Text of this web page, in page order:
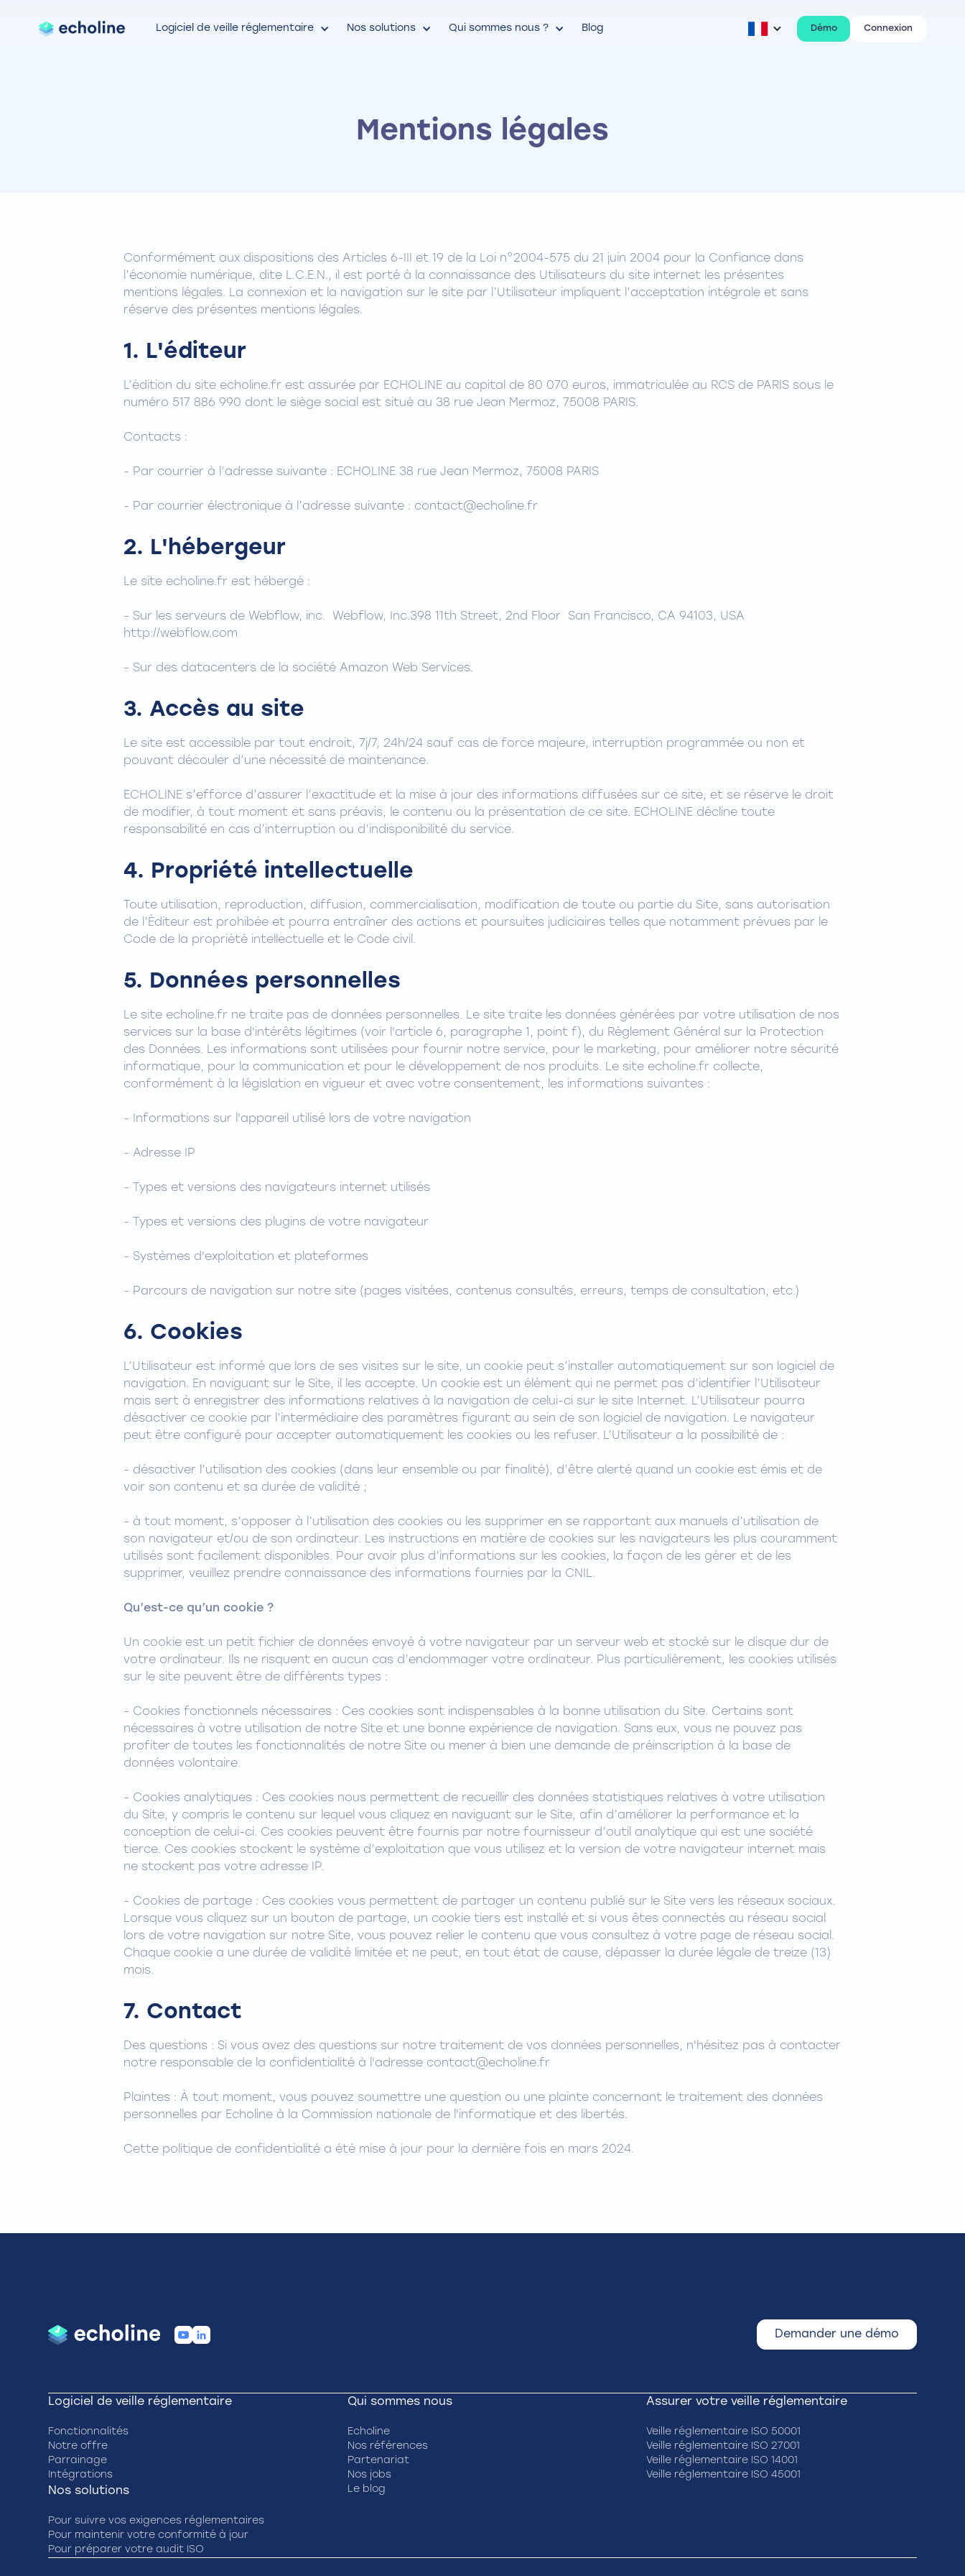
Logiciel de veille réglementaire Nos solutions Qui sommes nous ? Blog Démo Connexion
Mentions légales
Conformément aux dispositions des Articles 6-III et 19 de la Loi n°2004-575 du 21 juin 2004 pour la Confiance dans
l’économie numérique, dite L.C.E.N., il est porté à la connaissance des Utilisateurs du site internet les présentes
mentions légales. La connexion et la navigation sur le site par l’Utilisateur impliquent l’acceptation intégrale et sans
réserve des présentes mentions légales.
1. L'éditeur
L’édition du site echoline.fr est assurée par ECHOLINE au capital de 80 070 euros, immatriculée au RCS de PARIS sous le
numéro 517 886 990 dont le siège social est situé au 38 rue Jean Mermoz, 75008 PARIS.
Contacts :
- Par courrier à l’adresse suivante : ECHOLINE 38 rue Jean Mermoz, 75008 PARIS
- Par courrier électronique à l’adresse suivante : contact@echoline.fr
2. L'hébergeur
Le site echoline.fr est hébergé :
- Sur les serveurs de Webflow, inc. Webflow, Inc.398 11th Street, 2nd Floor San Francisco, CA 94103, USA
http://webflow.com
- Sur des datacenters de la société Amazon Web Services.
3. Accès au site
Le site est accessible par tout endroit, 7j/7, 24h/24 sauf cas de force majeure, interruption programmée ou non et
pouvant découler d’une nécessité de maintenance.
ECHOLINE s’efforce d’assurer l’exactitude et la mise à jour des informations diffusées sur ce site, et se réserve le droit
de modifier, à tout moment et sans préavis, le contenu ou la présentation de ce site. ECHOLINE décline toute
responsabilité en cas d’interruption ou d’indisponibilité du service.
4. Propriété intellectuelle
Toute utilisation, reproduction, diffusion, commercialisation, modification de toute ou partie du Site, sans autorisation
de l’Éditeur est prohibée et pourra entraîner des actions et poursuites judiciaires telles que notamment prévues par le
Code de la propriété intellectuelle et le Code civil.
5. Données personnelles
Le site echoline.fr ne traite pas de données personnelles. Le site traite les données générées par votre utilisation de nos
services sur la base d'intérêts légitimes (voir l'article 6, paragraphe 1, point f), du Règlement Général sur la Protection
des Données. Les informations sont utilisées pour fournir notre service, pour le marketing, pour améliorer notre sécurité
informatique, pour la communication et pour le développement de nos produits. Le site echoline.fr collecte,
conformément à la législation en vigueur et avec votre consentement, les informations suivantes :
- Informations sur l'appareil utilisé lors de votre navigation
- Adresse IP
- Types et versions des navigateurs internet utilisés
- Types et versions des plugins de votre navigateur
- Systèmes d'exploitation et plateformes
- Parcours de navigation sur notre site (pages visitées, contenus consultés, erreurs, temps de consultation, etc.)
6. Cookies
L’Utilisateur est informé que lors de ses visites sur le site, un cookie peut s’installer automatiquement sur son logiciel de
navigation. En naviguant sur le Site, il les accepte. Un cookie est un élément qui ne permet pas d’identifier l’Utilisateur
mais sert à enregistrer des informations relatives à la navigation de celui-ci sur le site Internet. L’Utilisateur pourra
désactiver ce cookie par l’intermédiaire des paramètres figurant au sein de son logiciel de navigation. Le navigateur
peut être configuré pour accepter automatiquement les cookies ou les refuser. L’Utilisateur a la possibilité de :
- désactiver l’utilisation des cookies (dans leur ensemble ou par finalité), d’être alerté quand un cookie est émis et de
voir son contenu et sa durée de validité ;
- à tout moment, s’opposer à l’utilisation des cookies ou les supprimer en se rapportant aux manuels d’utilisation de
son navigateur et/ou de son ordinateur. Les instructions en matière de cookies sur les navigateurs les plus couramment
utilisés sont facilement disponibles. Pour avoir plus d’informations sur les cookies, la façon de les gérer et de les
supprimer, veuillez prendre connaissance des informations fournies par la CNIL.
Qu’est-ce qu’un cookie ?
Un cookie est un petit fichier de données envoyé à votre navigateur par un serveur web et stocké sur le disque dur de
votre ordinateur. Ils ne risquent en aucun cas d’endommager votre ordinateur. Plus particulièrement, les cookies utilisés
sur le site peuvent être de différents types :
- Cookies fonctionnels nécessaires : Ces cookies sont indispensables à la bonne utilisation du Site. Certains sont
nécessaires à votre utilisation de notre Site et une bonne expérience de navigation. Sans eux, vous ne pouvez pas
profiter de toutes les fonctionnalités de notre Site ou mener à bien une demande de préinscription à la base de
données volontaire.
- Cookies analytiques : Ces cookies nous permettent de recueillir des données statistiques relatives à votre utilisation
du Site, y compris le contenu sur lequel vous cliquez en naviguant sur le Site, afin d’améliorer la performance et la
conception de celui-ci. Ces cookies peuvent être fournis par notre fournisseur d’outil analytique qui est une société
tierce. Ces cookies stockent le système d’exploitation que vous utilisez et la version de votre navigateur internet mais
ne stockent pas votre adresse IP.
- Cookies de partage : Ces cookies vous permettent de partager un contenu publié sur le Site vers les réseaux sociaux.
Lorsque vous cliquez sur un bouton de partage, un cookie tiers est installé et si vous êtes connectés au réseau social
lors de votre navigation sur notre Site, vous pouvez relier le contenu que vous consultez à votre page de réseau social.
Chaque cookie a une durée de validité limitée et ne peut, en tout état de cause, dépasser la durée légale de treize (13)
mois.
7. Contact
Des questions : Si vous avez des questions sur notre traitement de vos données personnelles, n'hésitez pas à contacter
notre responsable de la confidentialité à l'adresse contact@echoline.fr
Plaintes : À tout moment, vous pouvez soumettre une question ou une plainte concernant le traitement des données
personnelles par Echoline à la Commission nationale de l'informatique et des libertés.
Cette politique de confidentialité a été mise à jour pour la dernière fois en mars 2024.
Demander une démo
Logiciel de veille réglementaire
Fonctionnalités
Notre offre
Parrainage
Intégrations
Nos solutions
Pour suivre vos exigences réglementaires
Pour maintenir votre conformité à jour
Pour préparer votre audit ISO
Qui sommes nous
Echoline
Nos références
Partenariat
Nos jobs
Le blog
Assurer votre veille réglementaire
Veille réglementaire ISO 50001
Veille réglementaire ISO 27001
Veille réglementaire ISO 14001
Veille réglementaire ISO 45001